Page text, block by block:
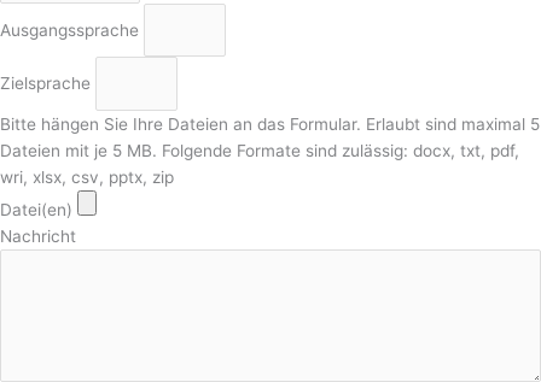
Ausgangssprache
Zielsprache
Bitte hängen Sie Ihre Dateien an das Formular. Erlaubt sind maximal 5
Dateien mit je 5 MB. Folgende Formate sind zulässig: docx, txt, pdf,
wri, xlsx, csv, pptx, zip
Datei(en)
Nachricht